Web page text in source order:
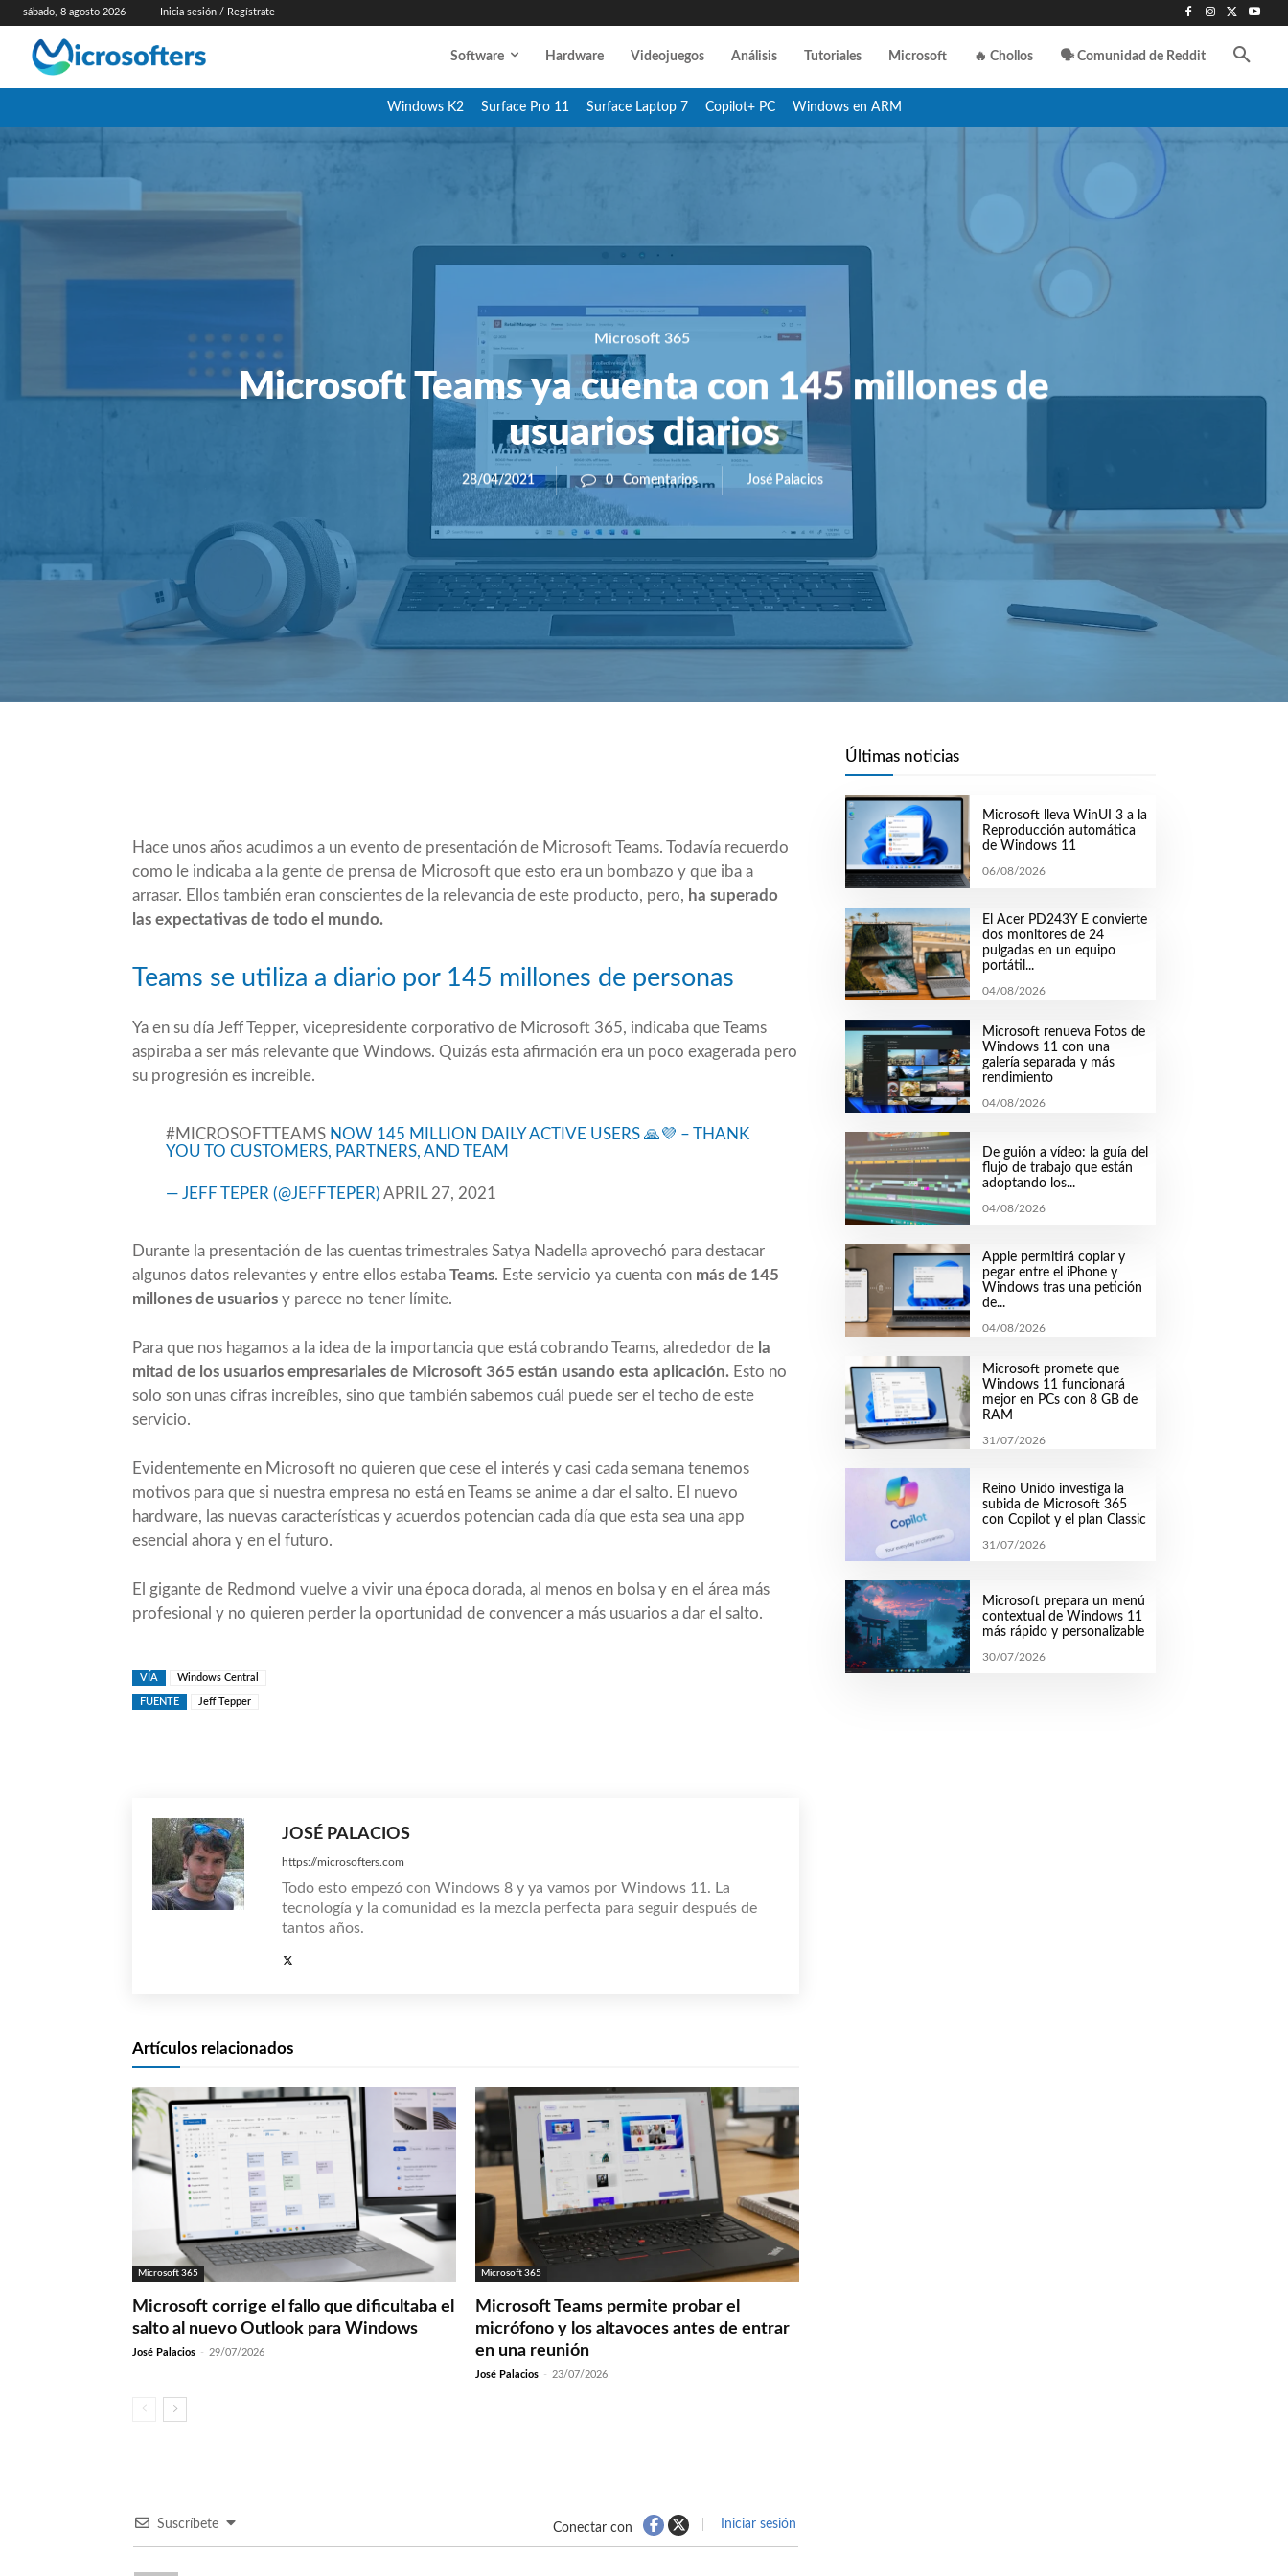
sábado, 8 agosto 2026 Inicia sesión / Regístrate
Software Hardware Videojuegos Análisis Tutoriales Microsoft 🔥 Chollos 🗣️ Comunidad de Reddit
Windows K2 Surface Pro 11 Surface Laptop 7 Copilot+ PC Windows en ARM
Microsoft 365
Microsoft Teams ya cuenta con 145 millones de
usuarios diarios
28/04/2021 0 Comentarios José Palacios
Hace unos años acudimos a un evento de presentación de Microsoft Teams. Todavía recuerdo
como le indicaba a la gente de prensa de Microsoft que esto era un bombazo y que iba a
arrasar. Ellos también eran conscientes de la relevancia de este producto, pero, ha superado
las expectativas de todo el mundo.
Teams se utiliza a diario por 145 millones de personas
Ya en su día Jeff Tepper, vicepresidente corporativo de Microsoft 365, indicaba queTeams
aspiraba a ser más relevante que Windows. Quizás esta afirmación era un poco exagerada pero
su progresión es increíble.
#MICROSOFTTEAMSNOW 145 MILLION DAILY ACTIVE USERS 🙏💜 – THANK
YOU TO CUSTOMERS, PARTNERS, AND TEAM
— JEFF TEPER (@JEFFTEPER) APRIL 27, 2021
Durante la presentación de las cuentas trimestrales Satya Nadella aprovechó para destacar
algunos datos relevantes y entre ellos estaba Teams. Este servicio ya cuenta con más de 145
millones de usuarios y parece no tener límite.
Para que nos hagamos a la idea de la importancia que está cobrando Teams, alrededor de la
mitad de los usuarios empresariales de Microsoft 365 están usando esta aplicación. Esto no
solo son unas cifras increíbles, sino que también sabemos cuál puede ser el techo de este
servicio.
Evidentemente en Microsoft no quieren que cese el interés y casi cada semana tenemos
motivos para que si nuestra empresa no está en Teams se anime a dar el salto. El nuevo
hardware, las nuevas características y acuerdos potencian cada día que esta sea una app
esencial ahora y en el futuro.
El gigante de Redmond vuelve a vivir una época dorada, al menos en bolsa y en el área más
profesional y no quieren perder la oportunidad de convencer a más usuarios a dar el salto.
VÍA Windows Central
FUENTE Jeff Tepper
JOSÉ PALACIOS
https://microsofters.com
Todo esto empezó con Windows 8 y ya vamos por Windows 11. La
tecnología y la comunidad es la mezcla perfecta para seguir después de
tantos años.
Artículos relacionados
Microsoft 365
Microsoft corrige el fallo que dificultaba el
salto al nuevo Outlook para Windows
José Palacios - 29/07/2026
Microsoft 365
Microsoft Teams permite probar el
micrófono y los altavoces antes de entrar
en una reunión
José Palacios - 23/07/2026
Suscríbete Conectar con Iniciar sesión
Últimas noticias
Microsoft lleva WinUI 3 a la
Reproducción automática
de Windows 11
06/08/2026
El Acer PD243Y E convierte
dos monitores de 24
pulgadas en un equipo
portátil...
04/08/2026
Microsoft renueva Fotos de
Windows 11 con una
galería separada y más
rendimiento
04/08/2026
De guión a vídeo: la guía del
flujo de trabajo que están
adoptando los...
04/08/2026
Apple permitirá copiar y
pegar entre el iPhone y
Windows tras una petición
de...
04/08/2026
Microsoft promete que
Windows 11 funcionará
mejor en PCs con 8 GB de
RAM
31/07/2026
Reino Unido investiga la
subida de Microsoft 365
con Copilot y el plan Classic
31/07/2026
Microsoft prepara un menú
contextual de Windows 11
más rápido y personalizable
30/07/2026